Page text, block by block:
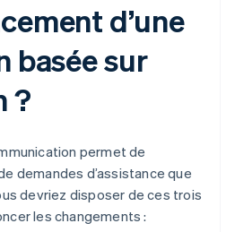
d’une
basée sur
?
permet de
demandes d’assistance que
devriez disposer de ces trois
les changements :